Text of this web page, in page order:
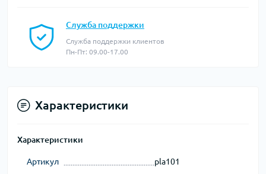
Служба поддержки
Служба поддержки клиентов
Пн-Пт: 09.00-17.00
Характеристики
Характеристики
Артикул pla101